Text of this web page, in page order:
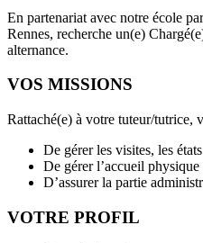
En partenariat avec notre école
Rennes, recherche un(e)
alternance.
VOS MISSIONS
Rattaché(e) à votre tuteur/tutrice,
De gérer les visites, les
De gérer l’accueil
D’assurer la partie
VOTRE PROFIL